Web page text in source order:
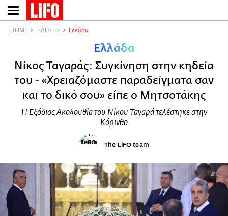
Παράκαμψη
προς
HOME ΕΙΔΗΣΕΙΣ Ελλάδα
Ελλάδα
Νίκος Ταγαράς: Συγκίνηση στην κηδεία
του - «Χρειαζόμαστε παραδείγματα σαν
και το δικό σου» είπε ο Μητσοτάκης
Η Εξόδιος Ακολουθία του Νίκου Ταγαρά τελέστηκε στην
Κόρινθο
The LiFO team